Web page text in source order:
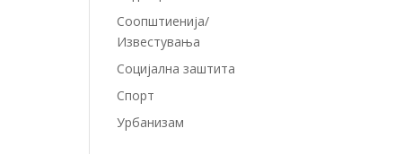
Соопштиенија/
Известувања
Социјална заштита
Спорт
Урбанизам